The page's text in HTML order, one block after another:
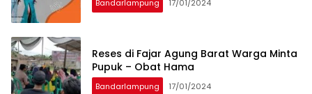
Bandarlampung 17/01/2024
Reses di Fajar Agung Barat Warga Minta
Pupuk – Obat Hama
Bandarlampung 17/01/2024